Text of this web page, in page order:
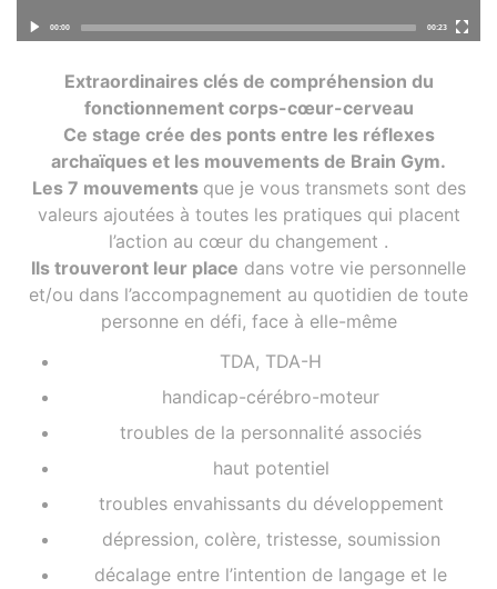
00:00 00:23
Extraordinaires clés de compréhension du
fonctionnement corps-cœur-cerveau
Ce stage crée des ponts entre les réflexes
archaïques et les mouvements de Brain Gym.
Les 7 mouvements que je vous transmets sont des
valeurs ajoutées à toutes les pratiques qui placent
l’action au cœur du changement .
Ils trouveront leur place dans votre vie personnelle
et/ou dans l’accompagnement au quotidien de toute
personne en défi, face à elle-même
TDA, TDA-H
handicap-cérébro-moteur
troubles de la personnalité associés
haut potentiel
troubles envahissants du développement
dépression, colère, tristesse, soumission
décalage entre l’intention de langage et le